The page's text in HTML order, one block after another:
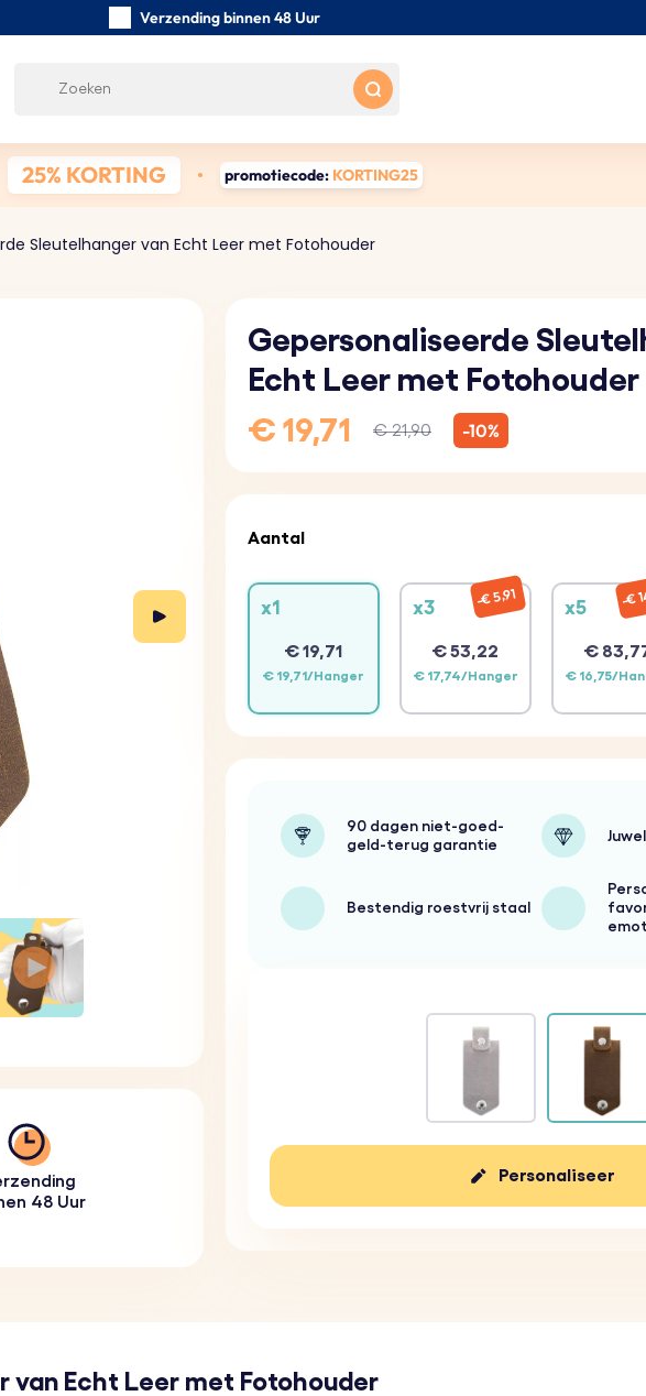
Verzending binnen 48 Uur
25% KORTING promotiecode: KORTING25
Sleutelhanger van Echt Leer met Fotohouder
48 Uur
Gepersonaliseerde
Echt Leer met Fotohouder
€ 19,71
€ 21,90 -10%
Aantal
x1
€ 19,71
€ 19,71/Hanger
x3
€ 53,22
€ 17,74/Hanger
€ 5,91
x5
€
€ 16,75/
€
90 dagen niet-goed-
geld-terug garantie
Bestendig roestvrij staal
Personaliseer
van Echt Leer met Fotohouder